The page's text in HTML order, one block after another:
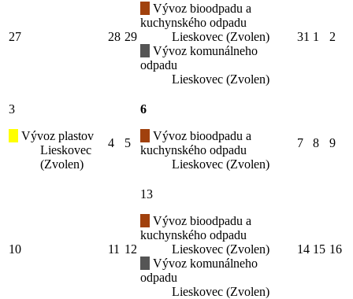
27 28 29
Vývoz bioodpadu a
kuchynského odpadu
Lieskovec (Zvolen)
Vývoz komunálneho
odpadu
Lieskovec (Zvolen)
31 1 2
3
Vývoz plastov
Lieskovec
(Zvolen)
4 5
6
Vývoz bioodpadu a
kuchynského odpadu
Lieskovec (Zvolen)
7 8 9
10 11 12
13
Vývoz bioodpadu a
kuchynského odpadu
Lieskovec (Zvolen)
Vývoz komunálneho
odpadu
Lieskovec (Zvolen)
14 15 16